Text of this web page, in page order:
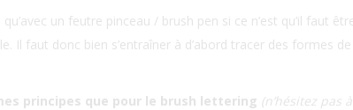
un feutre pinceau / brush pen si ce n’est qu’il faut
Il faut donc bien s’entraîner à d’abord tracer des formes
principes que pour le brush lettering (n’hésitez pas